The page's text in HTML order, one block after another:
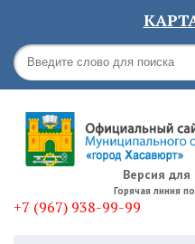
Версия
Горячая линия
+7 (967) 938-99-99